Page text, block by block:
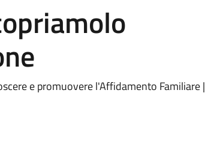
e promuovere l'Affidamento Familiare |